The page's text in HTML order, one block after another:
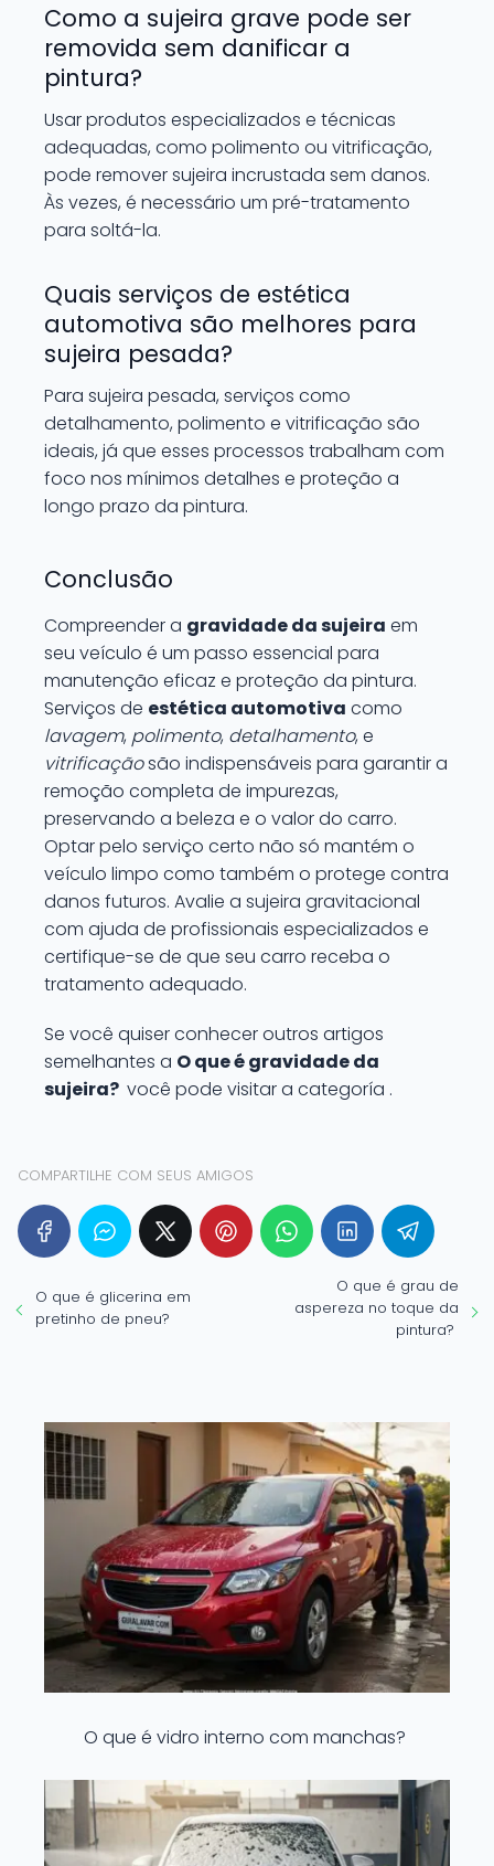
Como a sujeira grave pode ser
removida sem danificar a
pintura?
Usar produtos especializados e técnicas
adequadas, como polimento ou vitrificação,
pode remover sujeira incrustada sem danos.
Às vezes, é necessário um pré-tratamento
para soltá-la.
Quais serviços de estética
automotiva são melhores para
sujeira pesada?
Para sujeira pesada, serviços como
detalhamento, polimento e vitrificação são
ideais, já que esses processos trabalham com
foco nos mínimos detalhes e proteção a
longo prazo da pintura.
Conclusão
Compreender a gravidade da sujeira em
seu veículo é um passo essencial para
manutenção eficaz e proteção da pintura.
Serviços de estética automotiva como
lavagem, polimento, detalhamento, e
vitrificaçãosão indispensáveis para garantir a
remoção completa de impurezas,
preservando a beleza e o valor do carro.
Optar pelo serviço certo não só mantém o
veículo limpo como também o protege contra
danos futuros. Avalie a sujeira gravitacional
com ajuda de profissionais especializados e
certifique-se de que seu carro receba o
tratamento adequado.
Se você quiser conhecer outros artigos
semelhantes a O que é gravidade da
sujeira? você pode visitar a categoría .
COMPARTILHE COM SEUS AMIGOS
O que é glicerina em
pretinho de pneu?
O que é grau de
aspereza no toque da
pintura?
O que é vidro interno com manchas?